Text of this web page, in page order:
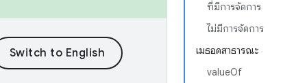
ที่มีการจัดการ
ไม่มีการจัดการ
เมธอดสาธารณะ
valueOf